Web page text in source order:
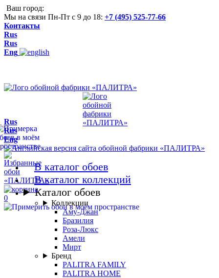
Ваш город:
Мы на связи Пн-Пт с 9 до 18: +7 (495) 525-77-66
Контакты
Rus
Rus
Eng
0
Rus
Rus
Eng
В каталог обоев
В каталог коллекций
Каталог обоев
Коллекции
Аму-Джан
Бразилия
Роза-Люкс
Амели
Мирт
Бренд
PALITRA FAMILY
PALITRA HOME